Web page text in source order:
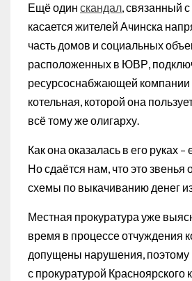
Ещё один скандал, связанный с
касается жителей Ачинска
часть домов и социальных
расположенных в ЮВР,
ресурсоснабжающей компании
котельная, которой она
всё тому же олигарху.
Как она оказалась в его руках
Но сдаётся нам, что это звенья
схемы по выкачиванию денег
Местная прокуратура уже
время в процессе отчуждения
допущены нарушения, поэтому
с прокуратурой Красноярского